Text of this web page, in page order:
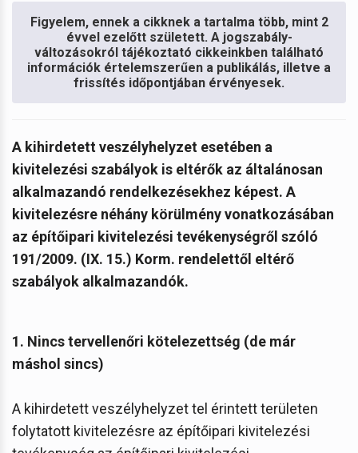
Figyelem, ennek a cikknek a tartalma több, mint 2
évvel ezelőtt született. A jogszabály-
változásokról tájékoztató cikkeinkben található
információk értelemszerűen a publikálás, illetve a
frissítés időpontjában érvényesek.
A kihirdetett veszélyhelyzet esetében a
kivitelezési szabályok is eltérők az általánosan
alkalmazandó rendelkezésekhez képest. A
kivitelezésre néhány körülmény vonatkozásában
az építőipari kivitelezési tevékenységről szóló
191/2009. (IX. 15.) Korm. rendelettől eltérő
szabályok alkalmazandók.
1. Nincs tervellenőri kötelezettség (de már
máshol sincs)
A kihirdetett veszélyhelyzet tel érintett területen
folytatott kivitelezésre az építőipari kivitelezési